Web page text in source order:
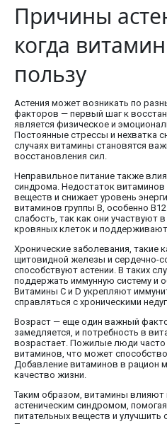
Причины
когда
пользу
Астения может возникать по
факторов — первый шаг к
является физическое и
Постоянные стрессы и нехватка
случаях витамины становятся
восстановления сил.
Неправильное питание также
синдрома. Недостаток
веществ и снижает уровень
витаминов группы B, особенно
слабость, так как они участвуют
кровяных клеток и
Хронические заболевания, такие
щитовидной железы и сердечно-
способствуют астении. В таких
поддержать иммунную систему и
Витамины C и D укрепляют
справляться с хроническими
Возраст — еще один важный
замедляется, и потребность в
возрастает. Пожилые люди
витаминов, что может
Добавление витаминов в рацион
качество жизни.
Таким образом, витамины влияют
астеническим синдромом,
питательных веществ и улучшить